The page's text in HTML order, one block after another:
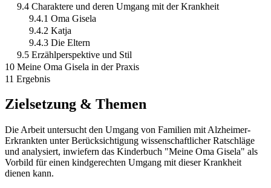
9.4 Charaktere und deren Umgang mit der Krankheit
9.4.1 Oma Gisela
9.4.2 Katja
9.4.3 Die Eltern
9.5 Erzählperspektive und Stil
10 Meine Oma Gisela in der Praxis
11 Ergebnis
Zielsetzung & Themen
Die Arbeit untersucht den Umgang von Familien mit Alzheimer-
Erkrankten unter Berücksichtigung wissenschaftlicher Ratschläge
und analysiert, inwiefern das Kinderbuch "Meine Oma Gisela" als
Vorbild für einen kindgerechten Umgang mit dieser Krankheit
dienen kann.